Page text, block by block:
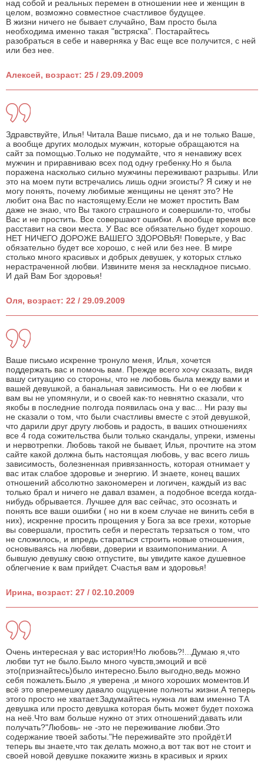
над собой и реальных перемен в отношении нее и женщин в
целом, возможно совместное счастливое будущее.
В жизни ничего не бывает случайно, Вам просто была
необходима именно такая "встряска". Постарайтесь
разобраться в себе и наверняка у Вас еще все получится, с ней
или без нее.
Алексей, возраст: 25 / 29.09.2009
Здравствуйте, Илья! Читала Ваше письмо, да и не только Ваше,
а вообще других молодых мужчин, которые обращаются на
сайт за помощью.Только не подумайте, что я ненавижу всех
мужчин и приравниваю всех под одну гребенку.Но я была
поражена насколько сильно мужчины переживают разрывы. Или
это на моем пути встречались лишь одни эгоисты? Я сижу и не
могу понять, почему любимые женщины не ценят это? Не
любит она Вас по настоящему.Если не может простить Вам
даже не знаю, что Вы такого страшного и совершили-то, чтобы
Вас и не простить. Все совершают ошибки. А вообще время все
расставит на свои места. У Вас все обязательно будет хорошо.
НЕТ НИЧЕГО ДОРОЖЕ ВАШЕГО ЗДОРОВЬЯ! Поверьте, у Вас
обязательно будет все хорошо, с ней или без нее. В мире
столько много красивых и добрых девушек, у которых стлько
нерастраченной любви. Извините меня за нескладное письмо.
И дай Вам Бог здоровья!
Оля, возраст: 22 / 29.09.2009
Ваше письмо искренне тронуло меня, Илья, хочется
поддержать вас и помочь вам. Прежде всего хочу сказать, видя
вашу ситуацию со стороны, что не любовь была между вами и
вашей девушкой, а банальная зависимость. Ни о ее любви к
вам вы не упомянули, и о своей как-то невнятно сказали, что
якобы в последние полгода появилась она у вас... Ни разу вы
не сказали о том, что были счастливы вместе с этой девушкой,
что дарили друг другу любовь и радость, в ваших отношениях
все 4 года сожительства были только скандалы, упреки, измены
и нервотрепки. Любовь такой не бывает, Илья, прочтите на этом
сайте какой должна быть настоящая любовь, у вас всего лишь
зависимость, болезненная привязанность, которая отнимает у
вас итак слабое здоровье и энергию. И знаете, конец ваших
отношений абсолютно закономерен и логичен, каждый из вас
только брал и ничего не давал взамен, а подобное всегда когда-
нибудь обрывается. Лучшее для вас сейчас, это осознать и
понять все ваши ошибки ( но ни в коем случае не винить себя в
них), искренне просить прощения у Бога за все грехи, которые
вы совершали, простить себя и перестать терзаться о том, что
не сложилось, и впредь стараться строить новые отношения,
основываясь на любвви, доверии и взаимопонимании. А
бывшую девушку свою отпустите, вы увидите какое душевное
облегчение к вам прийдет. Счастья вам и здоровья!
Ирина, возраст: 27 / 02.10.2009
Очень интересная у вас история!Но любовь?!...Думаю я,что
любви тут не было.Было много чувств,эмоций и всё
это(признайтесь)было интересно.Было выгодно,ведь можно
себя пожалеть.Было ,я уверена ,и много хороших моментов.И
всё это вперемешку давало ощущение полноты жизни.А теперь
этого просто не хватает.Задумайтесь нужна ли вам именно ТА
девушка или просто девушка которая быть может будет похожа
на неё.Что вам больше нужно от этих отношений:давать или
получать?"Любовь- не -это не переживание любви.Это
содержание твоей заботы."Не переживайте это пройдёт.И
теперь вы знаете,что так делать можно,а вот так вот не стоит и
своей новой девушке покажите жизнь в красивых и ярких